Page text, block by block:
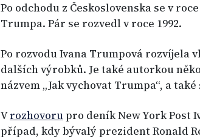
Po odchodu z Československa se v
Trumpa. Pár se rozvedl v roce 1992.
Po rozvodu Ivana Trumpová rozvíjela
dalších výrobků. Je také autorkou
názvem „Jak vychovat Trumpa“, a
Vrozhovorupro deník New York Post
případ, kdy bývalý prezident Ronald